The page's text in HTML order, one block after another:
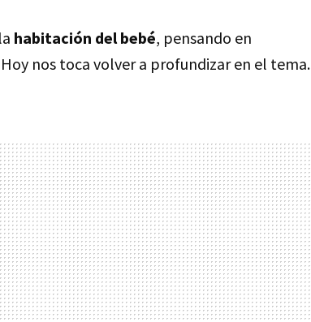
habitación del bebé, pensando en
nos toca volver a profundizar en el tema.